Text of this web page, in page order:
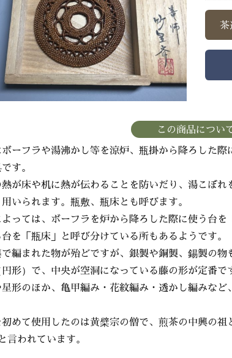
茶
この商品につい
ーフラや湯沸かし等を涼炉、瓶掛から降ろした
す。
が床や机に熱が伝わることを防いだり、湯こぼ
いられます。瓶敷、瓶床とも呼びます。
っては、ボーフラを炉から降ろした際に使う台
を「瓶床」と呼び分けている所もあるようです。
編まれた物が殆どですが、銀製や銅製、錫製の物
形）で、中央が空洞になっている藤の形が定番で
形のほか、亀甲編み・花紋編み・透かし編みな
めて使用したのは黄檗宗の僧で、煎茶の中興の
言われています。